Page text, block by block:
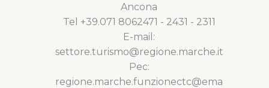
Ancona
Tel +39.071 8062471 - 2431 - 2311
E-mail:
settore.turismo@regione.marche.it
Pec:
regione.marche.funzionectc@ema